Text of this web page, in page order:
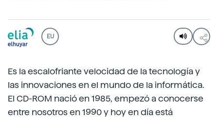
EU
Es la escalofriante velocidad de la tecnología y
las innovaciones en el mundo de la informática.
El CD-ROM nació en 1985, empezó a conocerse
entre nosotros en 1990 y hoy en día está